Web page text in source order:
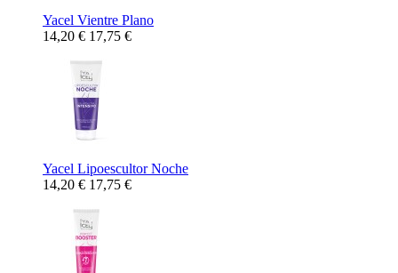
Yacel Vientre Plano
14,20 € 17,75 €
Yacel Lipoescultor Noche
14,20 € 17,75 €